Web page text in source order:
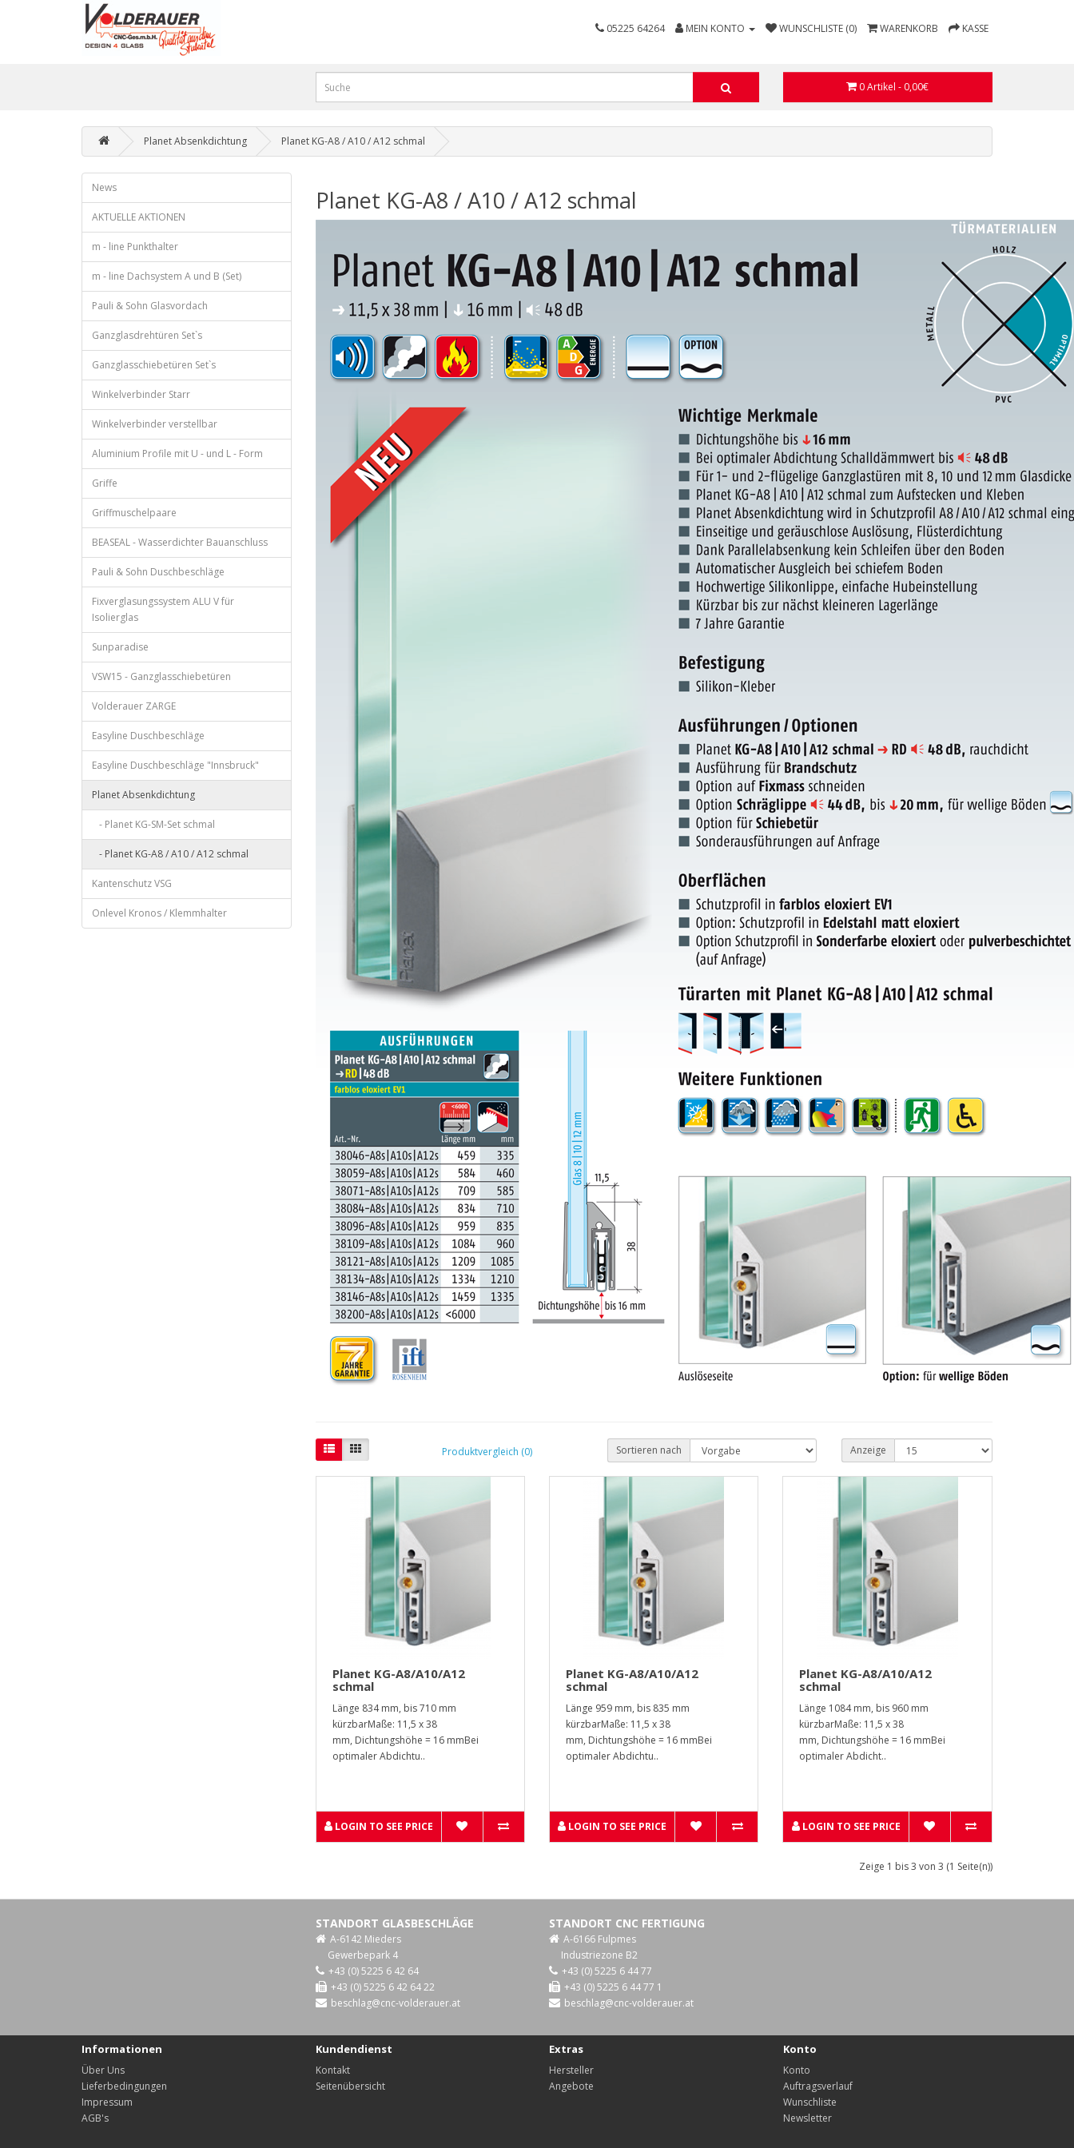
05225 64264 MEIN KONTO WUNSCHLISTE (0) WARENKORB KASSE
0 Artikel - 0,00€
Planet Absenkdichtung Planet KG-A8 / A10 / A12 schmal
News
AKTUELLE AKTIONEN
m - line Punkthalter
m - line Dachsystem A und B (Set)
Pauli & Sohn Glasvordach
Ganzglasdrehtüren Set`s
Ganzglasschiebetüren Set`s
Winkelverbinder Starr
Winkelverbinder verstellbar
Aluminium Profile mit U - und L - Form
Griffe
Griffmuschelpaare
BEASEAL - Wasserdichter Bauanschluss
Pauli & Sohn Duschbeschläge
Fixverglasungssystem ALU V für
Isolierglas
Sunparadise
VSW15 - Ganzglasschiebetüren
Volderauer ZARGE
Easyline Duschbeschläge
Easyline Duschbeschläge "Innsbruck"
Planet Absenkdichtung
- Planet KG-SM-Set schmal
- Planet KG-A8 / A10 / A12 schmal
Kantenschutz VSG
Onlevel Kronos / Klemmhalter
Planet KG-A8 / A10 / A12 schmal
Produktvergleich (0) Sortieren nach Anzeige
Planet KG-A8/A10/A12
schmal
Länge 834 mm, bis 710 mm
kürzbarMaße: 11,5 x 38
mm, Dichtungshöhe = 16 mmBei
optimaler Abdichtu..
LOGIN TO SEE PRICE
Planet KG-A8/A10/A12
schmal
Länge 959 mm, bis 835 mm
kürzbarMaße: 11,5 x 38
mm, Dichtungshöhe = 16 mmBei
optimaler Abdichtu..
LOGIN TO SEE PRICE
Planet KG-A8/A10/A12
schmal
Länge 1084 mm, bis 960 mm
kürzbarMaße: 11,5 x 38
mm, Dichtungshöhe = 16 mmBei
optimaler Abdicht..
LOGIN TO SEE PRICE
Zeige 1 bis 3 von 3 (1 Seite(n))
STANDORT GLASBESCHLÄGE
A-6142 Mieders
Gewerbepark 4
+43 (0) 5225 6 42 64
+43 (0) 5225 6 42 64 22
beschlag@cnc-volderauer.at
STANDORT CNC FERTIGUNG
A-6166 Fulpmes
Industriezone B2
+43 (0) 5225 6 44 77
+43 (0) 5225 6 44 77 1
beschlag@cnc-volderauer.at
Informationen
Über Uns
Lieferbedingungen
Impressum
AGB's
Kundendienst
Kontakt
Seitenübersicht
Extras
Hersteller
Angebote
Konto
Konto
Auftragsverlauf
Wunschliste
Newsletter